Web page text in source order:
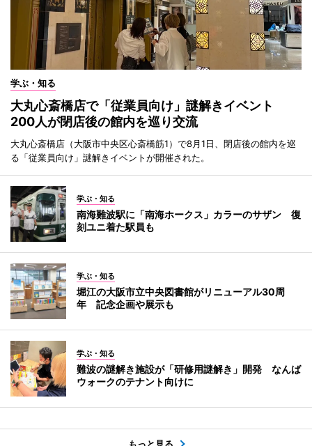
学ぶ・知る
大丸心斎橋店で「従業員向け」謎解きイベント
200人が閉店後の館内を巡り交流
大丸心斎橋店（大阪市中央区心斎橋筋1）で8月1日、閉店後の館内を巡
る「従業員向け」謎解きイベントが開催された。
学ぶ・知る
南海難波駅に「南海ホークス」カラーのサザン 復
刻ユニ着た駅員も
学ぶ・知る
堀江の大阪市立中央図書館がリニューアル30周
年 記念企画や展示も
学ぶ・知る
難波の謎解き施設が「研修用謎解き」開発 なんば
ウォークのテナント向けに
もっと見る